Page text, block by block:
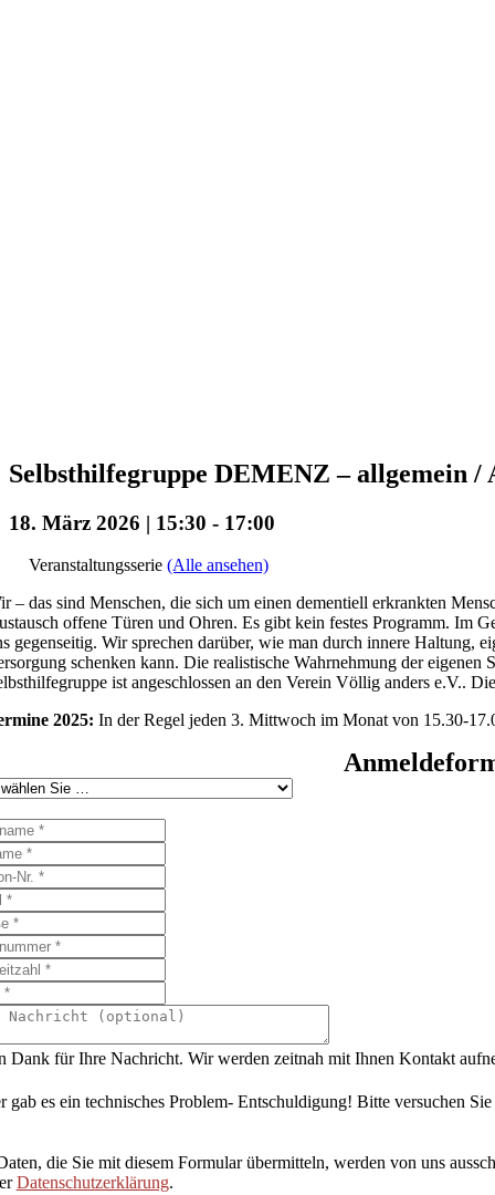
Selbsthilfegruppe DEMENZ – allgemein /
18. März 2026 | 15:30 - 17:00
Veranstaltungsserie (Alle ansehen)
– das sind Menschen, die sich um einen dementiell erkrankten
offene Türen und Ohren. Es gibt kein festes Programm. Im
gegenseitig. Wir sprechen darüber, wie man durch innere Haltung,
schenken kann. Die realistische Wahrnehmung der
ist angeschlossen an den Verein Völlig anders e.V..
2025: In der Regel jeden 3. Mittwoch im Monat von 15.30-
Dank für Ihre Nachricht. Wir werden zeitnah mit Ihnen Kontakt
gab es ein technisches Problem- Entschuldigung! Bitte versuchen
die Sie mit diesem Formular übermitteln, werden von uns
Datenschutzerklärung.